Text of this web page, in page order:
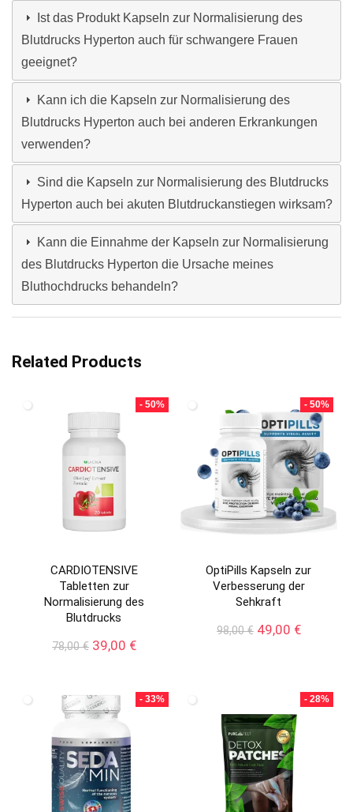
Ist das Produkt Kapseln zur Normalisierung des
Blutdrucks Hyperton auch für schwangere Frauen
geeignet?
Kann ich die Kapseln zur Normalisierung des
Blutdrucks Hyperton auch bei anderen Erkrankungen
verwenden?
Sind die Kapseln zur Normalisierung des Blutdrucks
Hyperton auch bei akuten Blutdruckanstiegen wirksam?
Kann die Einnahme der Kapseln zur Normalisierung
des Blutdrucks Hyperton die Ursache meines
Bluthochdrucks behandeln?
Related Products
- 50%
CARDIOTENSIVE
Tabletten zur
Normalisierung des
Blutdrucks
78,00€ Ursprünglicher
78,00 €
39,00 €Aktueller
39,00 €.
- 50%
OptiPills Kapseln zur
Verbesserung der
Sehkraft
98,00€ Ursprünglicher
49,00 €Aktueller
- 33% - 28%